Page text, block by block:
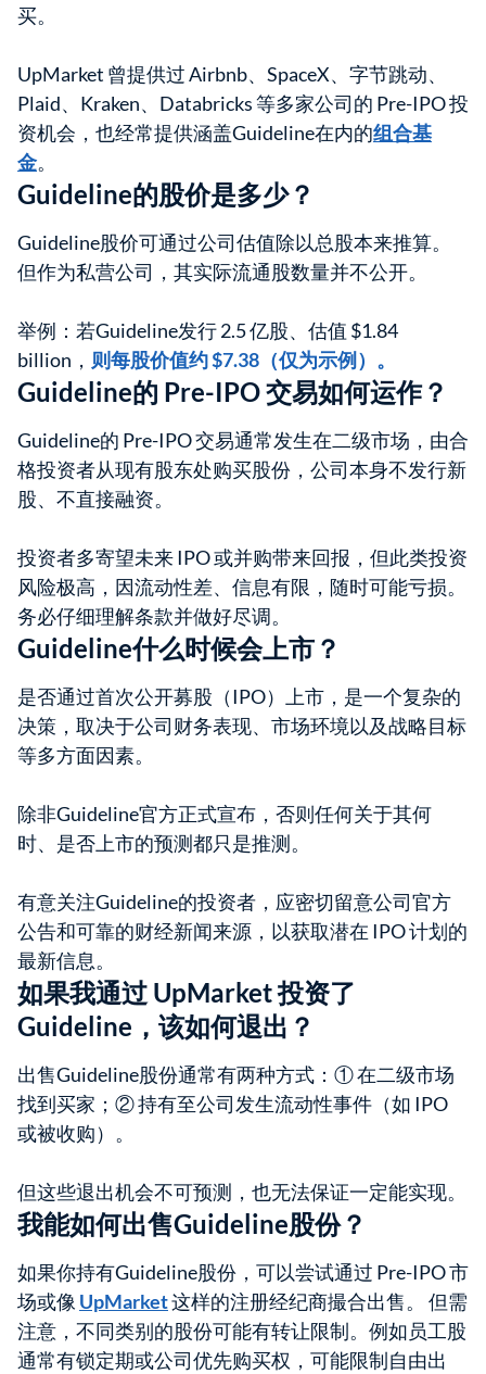
买。
UpMarket 曾提供过 Airbnb、SpaceX、字节跳动、
Plaid、Kraken、Databricks 等多家公司的 Pre-IPO 投
资机会，也经常提供涵盖Guideline在内的组合基
金。
Guideline的股价是多少？
Guideline股价可通过公司估值除以总股本来推算。
但作为私营公司，其实际流通股数量并不公开。
举例：若Guideline发行 2.5 亿股、估值 $1.84
billion， 则每股价值约 $7.38（仅为示例）。
Guideline的 Pre-IPO 交易如何运作？
Guideline的 Pre-IPO 交易通常发生在二级市场，由合
格投资者从现有股东处购买股份，公司本身不发行新
股、不直接融资。
投资者多寄望未来 IPO 或并购带来回报，但此类投资
风险极高，因流动性差、信息有限，随时可能亏损。
务必仔细理解条款并做好尽调。
Guideline什么时候会上市？
是否通过首次公开募股（IPO）上市，是一个复杂的
决策，取决于公司财务表现、市场环境以及战略目标
等多方面因素。
除非Guideline官方正式宣布，否则任何关于其何
时、是否上市的预测都只是推测。
有意关注Guideline的投资者，应密切留意公司官方
公告和可靠的财经新闻来源，以获取潜在 IPO 计划的
最新信息。
如果我通过 UpMarket 投资了
Guideline，该如何退出？
出售Guideline股份通常有两种方式：① 在二级市场
找到买家；② 持有至公司发生流动性事件（如 IPO
或被收购）。
但这些退出机会不可预测，也无法保证一定能实现。
我能如何出售Guideline股份？
如果你持有Guideline股份，可以尝试通过 Pre-IPO 市
场或像 UpMarket这样的注册经纪商撮合出售。 但需
注意，不同类别的股份可能有转让限制。例如员工股
通常有锁定期或公司优先购买权，可能限制自由出